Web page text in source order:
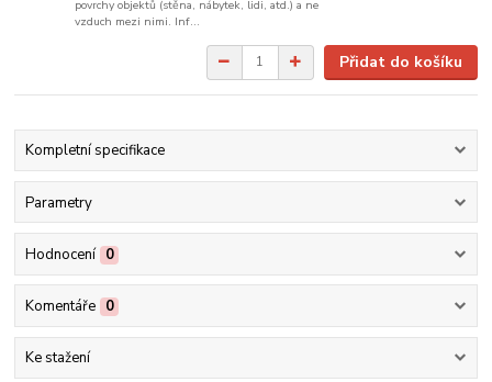
povrchy objektů (stěna, nábytek, lidi, atd.) a ne
vzduch mezi nimi. Inf...
Přidat do košíku
Kompletní specifikace
Parametry
Hodnocení 0
Komentáře 0
Ke stažení